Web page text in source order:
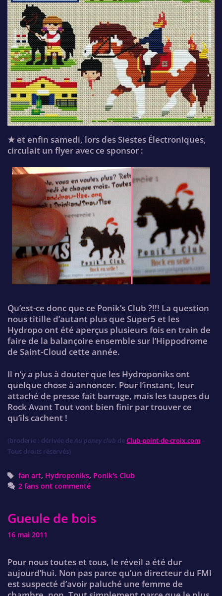
★ et enfin samedi, lors des Siestes Électroniques,
circulait un flyer avec ce sponsor :
Qu’est-ce donc que ce Ponik’s Club ?!!! La question
nous titille d’autant plus que Super5 et les
Hydropo ont été aperçus plusieurs fois en train de
faire de la balançoire ensemble sur l’Hippodrome
de Saint-Cloud cette année.
Il n’y a plus à douter que les Hydroponiks ont
quelque chose à annoncer. Pour l’instant, leur
attaché de presse fait barrage, mais les taupes du
Rock Avant Tout vont bien finir par trouver ce
qu’ils cachent !
(broderie : dérivée deAu poney club deClub-point-de-croix.com –
Tous droits réservés)
Tags
fan art, Hydroponiks, Ponik's Club
2 fans ont commenté
Gueule de bois
16 mai 2011
Pour nous toutes et tous, le réveil a été dur
aujourd’hui. Non pas parce qu’un directeur du FMI
est suspecté d’avoir paluché une femme de